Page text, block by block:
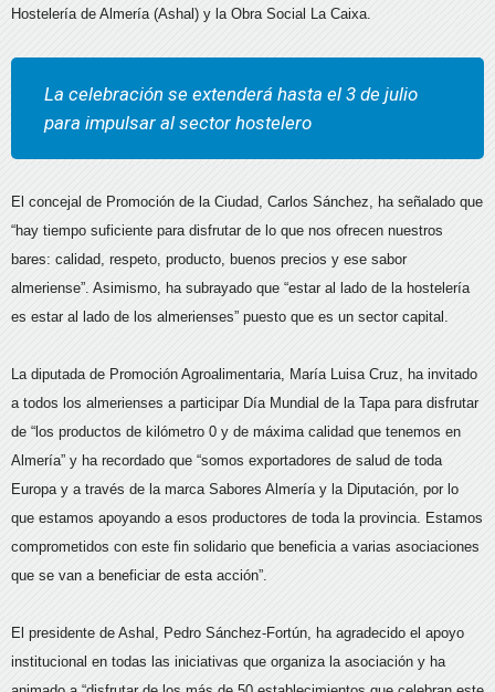
Hostelería de Almería (Ashal) y la Obra Social La Caixa.
La celebración se extenderá hasta el 3 de julio
para impulsar al sector hostelero
El concejal de Promoción de la Ciudad, Carlos Sánchez, ha señalado que
“hay tiempo suficiente para disfrutar de lo que nos ofrecen nuestros
bares: calidad, respeto, producto, buenos precios y ese sabor
almeriense”. Asimismo, ha subrayado que “estar al lado de la hostelería
es estar al lado de los almerienses” puesto que es un sector capital.
La diputada de Promoción Agroalimentaria, María Luisa Cruz, ha invitado
a todos los almerienses a participar Día Mundial de la Tapa para disfrutar
de “los productos de kilómetro 0 y de máxima calidad que tenemos en
Almería” y ha recordado que “somos exportadores de salud de toda
Europa y a través de la marca Sabores Almería y la Diputación, por lo
que estamos apoyando a esos productores de toda la provincia. Estamos
comprometidos con este fin solidario que beneficia a varias asociaciones
que se van a beneficiar de esta acción”.
El presidente de Ashal, Pedro Sánchez-Fortún, ha agradecido el apoyo
institucional en todas las iniciativas que organiza la asociación y ha